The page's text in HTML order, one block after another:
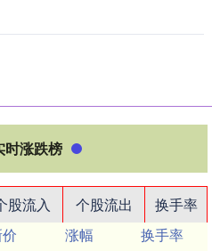
时涨跌榜
股流入 个股流出
换手率
涨幅
换手率